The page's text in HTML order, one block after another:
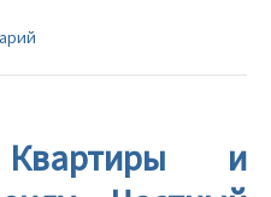
Квартиры и